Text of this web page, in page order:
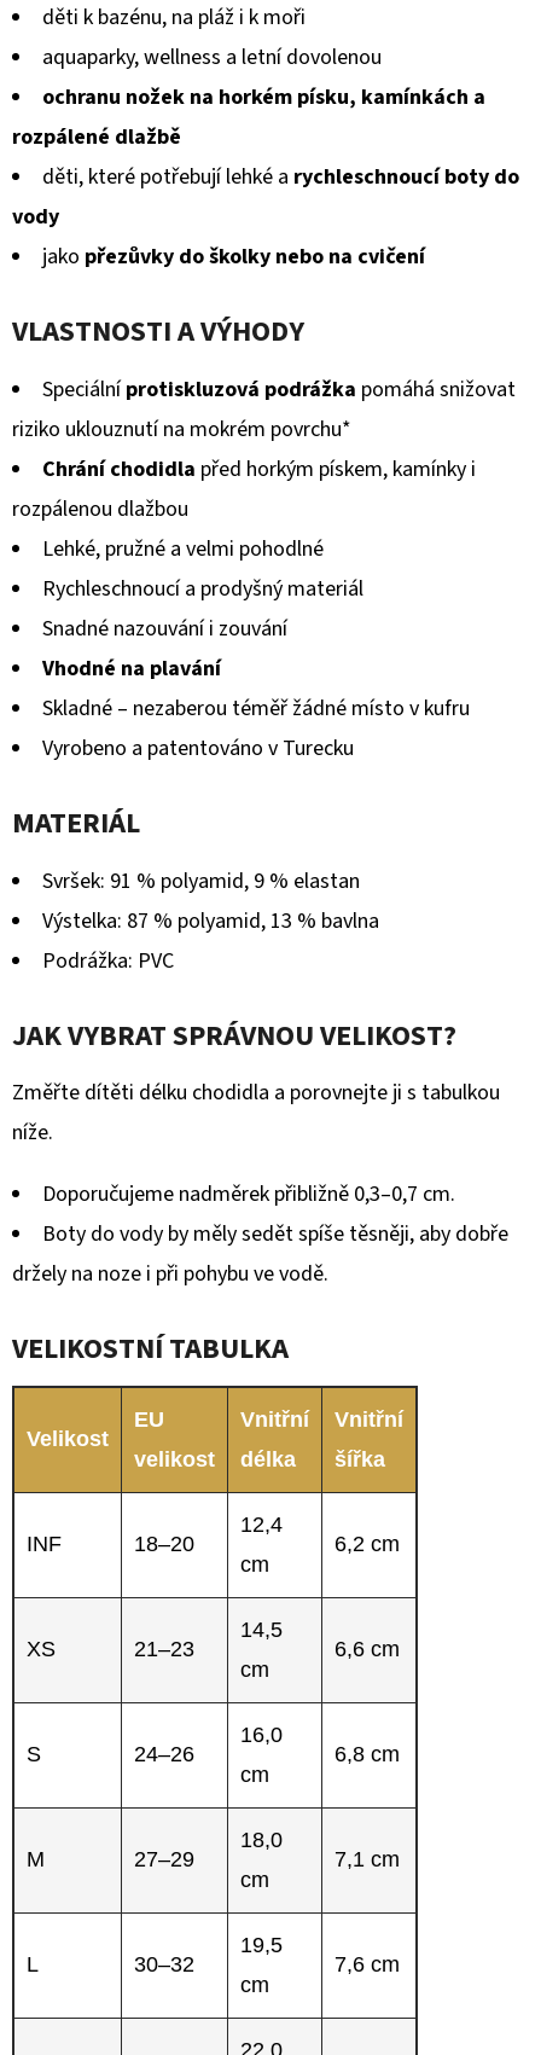
děti k bazénu, na pláž i k moři
aquaparky, wellness a letní dovolenou
ochranu nožek na horkém písku, kamínkách a
rozpálené dlažbě
děti, které potřebují lehké a rychleschnoucí boty do
vody
jako přezůvky do školky nebo na cvičení
VLASTNOSTI A VÝHODY
Speciálníprotiskluzová podrážka pomáhá snižovat
riziko uklouznutí na mokrém povrchu*
Chrání chodidla před horkým pískem, kamínky i
rozpálenou dlažbou
Lehké, pružné a velmi pohodlné
Rychleschnoucí a prodyšný materiál
Snadné nazouvání i zouvání
Vhodné na plavání
Skladné – nezaberou téměř žádné místo v kufru
Vyrobeno a patentováno v Turecku
MATERIÁL
Svršek: 91 % polyamid, 9 % elastan
Výstelka: 87 % polyamid, 13 % bavlna
Podrážka: PVC
JAK VYBRAT SPRÁVNOU VELIKOST?
Změřte dítěti délku chodidla a porovnejte ji s tabulkou
níže.
Doporučujeme nadměrek přibližně 0,3–0,7 cm.
Boty do vody by měly sedět spíše těsněji, aby dobře
držely na noze i při pohybu ve vodě.
VELIKOSTNÍ TABULKA
Velikost
EU
velikost
Vnitřní
délka
Vnitřní
šířka
INF 18–20
12,4
cm
6,2 cm
XS 21–23
14,5
cm
6,6 cm
S 24–26
16,0
cm
6,8 cm
M 27–29
18,0
cm
7,1 cm
L 30–32
19,5
cm
7,6 cm
22,0
Kč